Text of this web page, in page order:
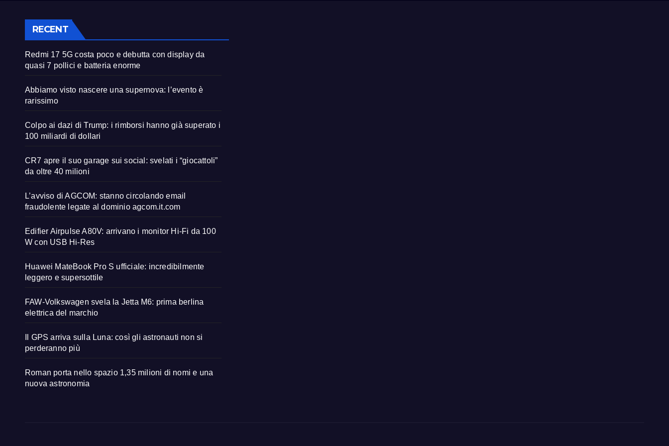
RECENT
Redmi 17 5G costa poco e debutta con display da
quasi 7 pollici e batteria enorme
Abbiamo visto nascere una supernova: l’evento è
rarissimo
Colpo ai dazi di Trump: i rimborsi hanno già superato i
100 miliardi di dollari
CR7 apre il suo garage sui social: svelati i “giocattoli”
da oltre 40 milioni
L’avviso di AGCOM: stanno circolando email
fraudolente legate al dominio agcom.it.com
Edifier Airpulse A80V: arrivano i monitor Hi-Fi da 100
W con USB Hi-Res
Huawei MateBook Pro S ufficiale: incredibilmente
leggero e supersottile
FAW-Volkswagen svela la Jetta M6: prima berlina
elettrica del marchio
Il GPS arriva sulla Luna: così gli astronauti non si
perderanno più
Roman porta nello spazio 1,35 milioni di nomi e una
nuova astronomia